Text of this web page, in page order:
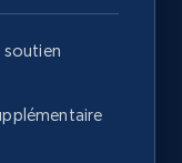
by
number,
soutien